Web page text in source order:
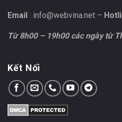
Email : info@webvina.net –
Từ 8h00 – 19h00 các ngày từ
Kết Nối